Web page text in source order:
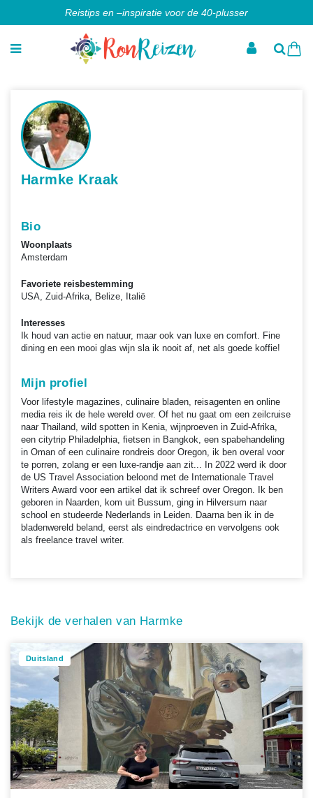
Reistips en –inspiratie voor de 40-plusser
Harmke Kraak
Bio
Woonplaats
Amsterdam
Favoriete reisbestemming
USA, Zuid-Afrika, Belize, Italië
Interesses
Ik houd van actie en natuur, maar ook van luxe en comfort. Fine
dining en een mooi glas wijn sla ik nooit af, net als goede koffie!
Mijn profiel
Voor lifestyle magazines, culinaire bladen, reisagenten en online
media reis ik de hele wereld over. Of het nu gaat om een zeilcruise
naar Thailand, wild spotten in Kenia, wijnproeven in Zuid-Afrika,
een citytrip Philadelphia, fietsen in Bangkok, een spabehandeling
in Oman of een culinaire rondreis door Oregon, ik ben overal voor
te porren, zolang er een luxe-randje aan zit... In 2022 werd ik door
de US Travel Association beloond met de Internationale Travel
Writers Award voor een artikel dat ik schreef over Oregon. Ik ben
geboren in Naarden, kom uit Bussum, ging in Hilversum naar
school en studeerde Nederlands in Leiden. Daarna ben ik in de
bladenwereld beland, eerst als eindredactrice en vervolgens ook
als freelance travel writer.
Bekijk de verhalen van Harmke
Duitsland